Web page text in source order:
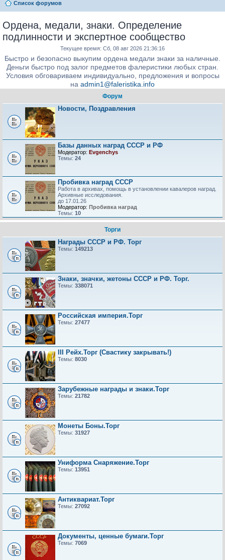
Список форумов
Ордена, медали, знаки. Определение
подлинности и экспертное сообщество
Текущее время: Сб, 08 авг 2026 21:36:16
Быстро и безопасно выкупим ордена медали знаки за наличные.
Деньги быстро под залог предметов фалеристики любых стран.
Условия обговариваем индивидуально, предложения и вопросы
на admin1@faleristika.info
Форум
Новости, Поздравления
Базы данных наград СССР и РФ
Модератор: Evgenchys
Темы: 24
Пробивка наград СССР
Работа в архивах, помощь в установлении кавалеров наград.
Архивные исследования.
до 17.01.26
Модератор: Пробивка наград
Темы: 10
Торги
Награды СССР и РФ. Торг
Темы: 149213
Знаки, значки, жетоны СССР и РФ. Торг.
Темы: 338071
Российская империя.Торг
Темы: 27477
III Рейх.Торг (Свастику закрывать!)
Темы: 8030
Зарубежные награды и знаки.Торг
Темы: 21782
Монеты Боны.Торг
Темы: 31927
Униформа Снаряжение.Торг
Темы: 13951
Антиквариат.Торг
Темы: 27092
Документы, ценные бумаги.Торг
Темы: 7069